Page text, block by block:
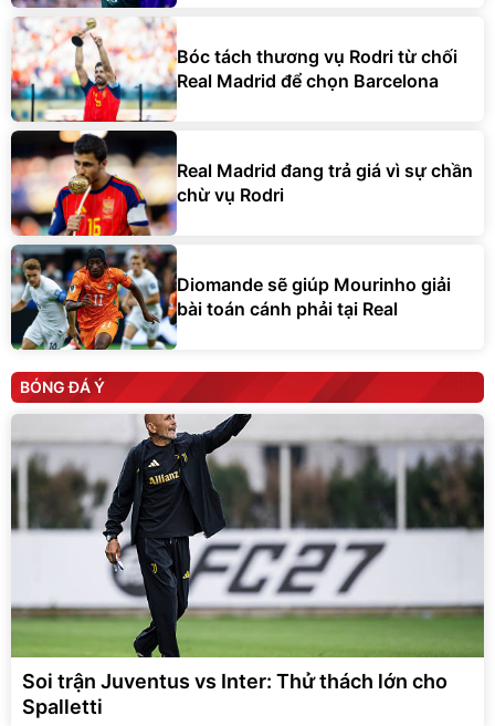
Bóc tách thương vụ Rodri từ chối
Real Madrid để chọn Barcelona
Real Madrid đang trả giá vì sự chần
chừ vụ Rodri
Diomande sẽ giúp Mourinho giải
bài toán cánh phải tại Real
BÓNG ĐÁ Ý
Soi trận Juventus vs Inter: Thử thách lớn cho
Spalletti